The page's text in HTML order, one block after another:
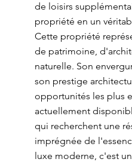
de loisirs
propriété en un
Cette propriété
de patrimoine,
naturelle. Son
son prestige
opportunités les plus
actuellement
qui recherchent une
imprégnée de
luxe moderne, c'est